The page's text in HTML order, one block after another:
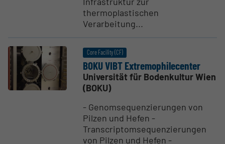
thermoplastischen
Verarbeitung...
Core Facility (CF)
BOKU VIBT Extre­mo­phi­l­e­center
Universität für Bodenkultur Wien
(BOKU)
- Genomsequenzierungen von
Pilzen und Hefen -
Transcriptomsequenzierungen
von Pilzen und Hefen -